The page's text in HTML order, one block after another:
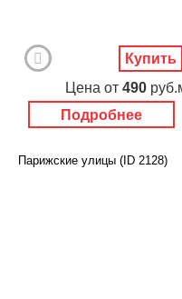
Подробнее
Цена от 490
Купить
Парижские улицы (ID 2128)